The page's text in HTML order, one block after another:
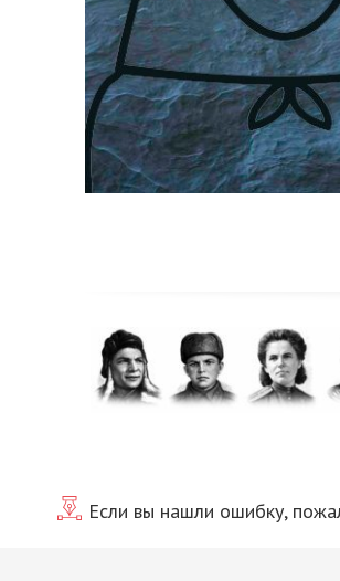
Если вы нашли ошибку,